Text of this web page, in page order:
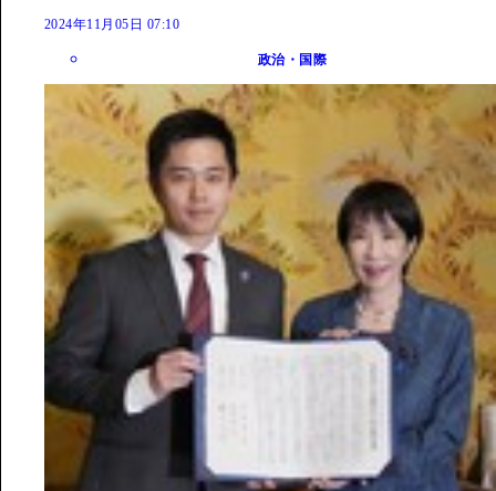
2024年11月05日 07:10
政治・国際